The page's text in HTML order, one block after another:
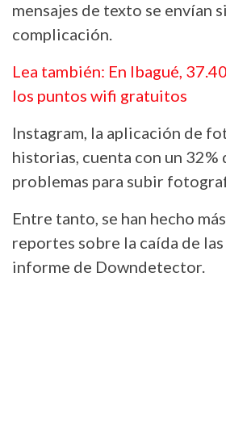
mensajes de texto se envían
complicación.
Lea también: En Ibagué,
los puntos wifi gratuitos
Instagram, la aplicación de
historias, cuenta con un 32%
problemas para subir
Entre tanto, se han hecho
reportes sobre la caída de las
informe de Downdetector.